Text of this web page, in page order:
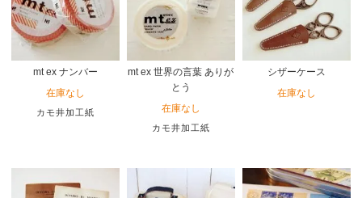
mt ex ナンバー
在庫なし
カモ井加工紙
mt ex 世界の言葉 ありが
とう
在庫なし
カモ井加工紙
シザーケース
在庫なし